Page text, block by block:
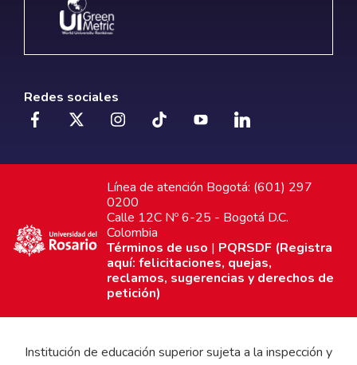
Redes sociales
Línea de atención Bogotá: (601) 297
0200
Calle 12C Nº 6-25 - Bogotá D.C.
Colombia
Términos de uso | PQRSDF (Registra
aquí: felicitaciones, quejas,
reclamos, sugerencias y derechos de
petición)
Institución de educación superior sujeta a la inspección y